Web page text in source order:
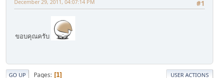
#1
December 29, 2011, 04:07:14 PM
ขอบคุณครับ
GO UP Pages 1 USER ACTIONS